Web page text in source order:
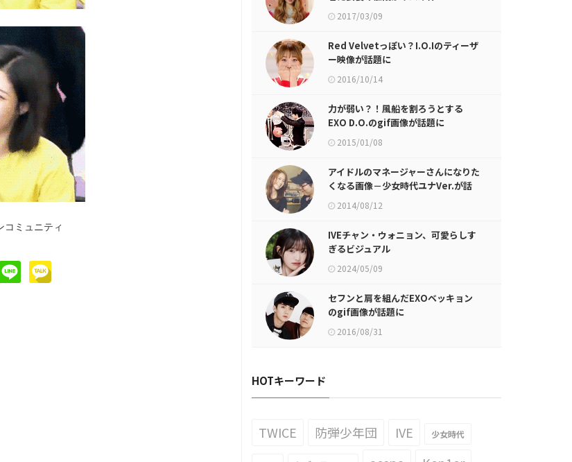
ミュニティ
2017/03/09
Red Velvetっぽい？I.O.Iのティーザ
ー映像が話題に
2016/10/14
力が弱い？！風船を割ろうとする
EXO D.O.のgif画像が話題に
2015/01/08
アイドルのマネージャーさんになりた
くなる画像－少女時代ユナVer.が話
題に2014/08/12
IVEチャン・ウォニョン、可愛らしす
ぎるビジュアル
2024/05/09
セフンと肩を組んだEXOベッキョン
のgif画像が話題に
2016/08/31
HOTキーワード
TWICE 防弾少年団 IVE 少女時代